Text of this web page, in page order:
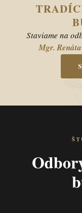
Staviame na
Mgr.